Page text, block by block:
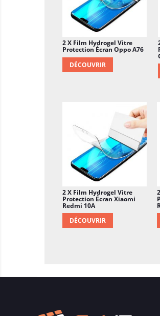
2 X Film Hydrogel Vitre
Protection Écran Oppo A76
DÉCOUVRIR
2 X Film Hydrogel Vitre
Protection Écran Xiaomi
Redmi 10A
DÉCOUVRIR